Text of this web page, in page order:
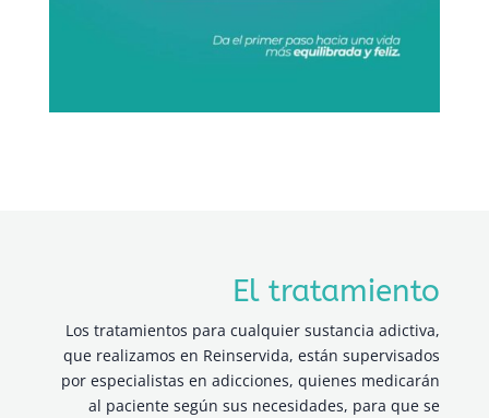
El tratamiento
Los tratamientos para cualquier sustancia adictiva,
que realizamos en Reinservida, están supervisados
por especialistas en adicciones, quienes medicarán
al paciente según sus necesidades, para que se